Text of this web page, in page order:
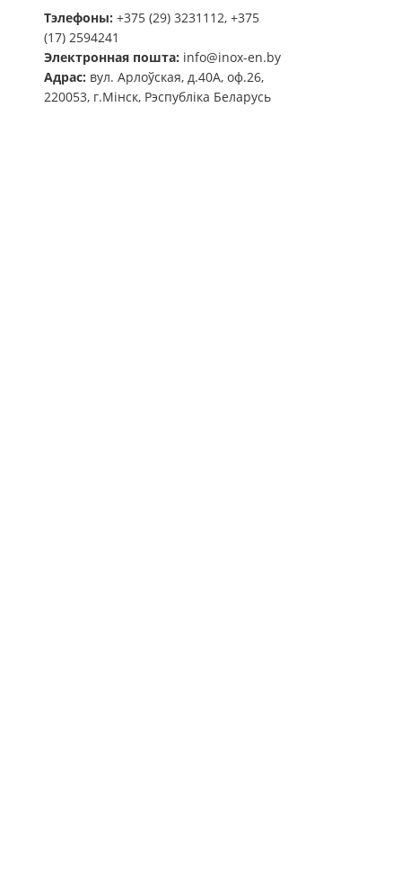
Тэлефоны: +375 (29) 3231112, +375
(17) 2594241
Электронная пошта: info@inox-en.by
Адрас: вул. Арлоўская, д.40А, оф.26,
220053, г.Мінск, Рэспубліка Беларусь